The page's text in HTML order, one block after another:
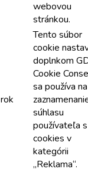
webovou
stránkou.
Tento súbor
cookie
doplnkom
Cookie
sa používa na
súhlasu
používateľa s
cookies v
kategórii
„Reklama“.